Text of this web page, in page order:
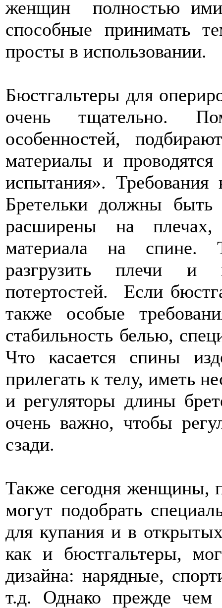
женщин полностью
способные принимать
просты в использовании.
Бюстгальтеры для
очень тщательно.
особенностей,
материалы и
испытания».
Бретельки должны
расширены на
материала на спине.
разгрузить плечи и
потертостей. Если
также особые
стабильность белью,
Что касается спины
прилегать к телу, иметь
и регуляторы длины
очень важно, чтобы
сзади.
Также сегодня женщины,
могут подобрать
для купания и в
как и бюстгальтеры,
дизайна: нарядные,
т.д. Однако прежде чем